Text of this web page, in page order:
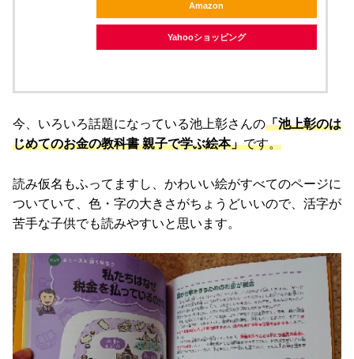
Amazon
Yahooショッピング
今、いろいろ話題になっている池上彰さんの「池上彰のは
じめてのお金の教科書 親子で学ぶ絵本」です。
読み仮名もふってますし、かわいい絵がすべてのページに
ついていて、色・字の大きさがちょうどいいので、活字が
苦手な子供でも読みやすいと思います。